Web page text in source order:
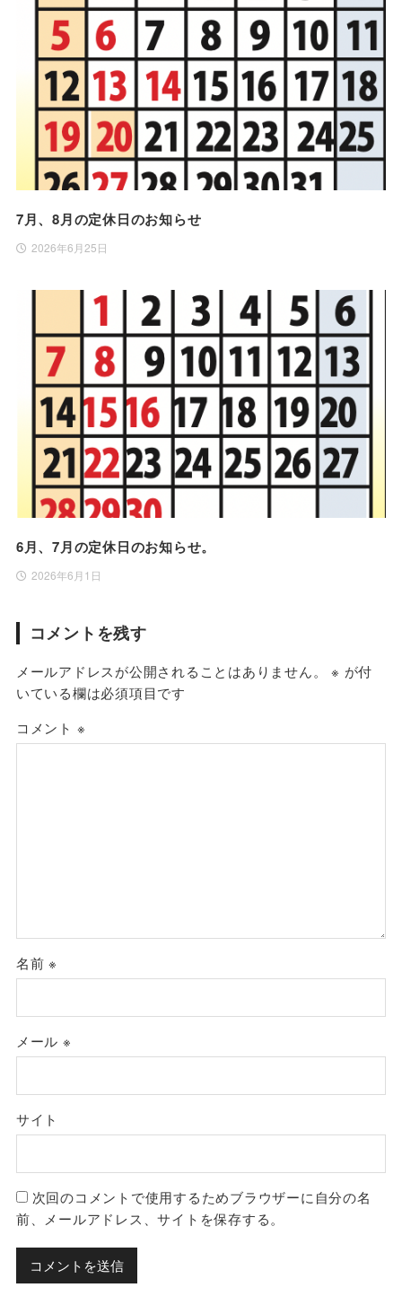
7月、8月の定休日のお知らせ
2026年6月25日
6月、7月の定休日のお知らせ。
2026年6月1日
コメントを残す
メールアドレスが公開されることはありません。 ※ が付
いている欄は必須項目です
コメント ※
名前※
メール ※
サイト
次回のコメントで使用するためブラウザーに自分の名
前、メールアドレス、サイトを保存する。